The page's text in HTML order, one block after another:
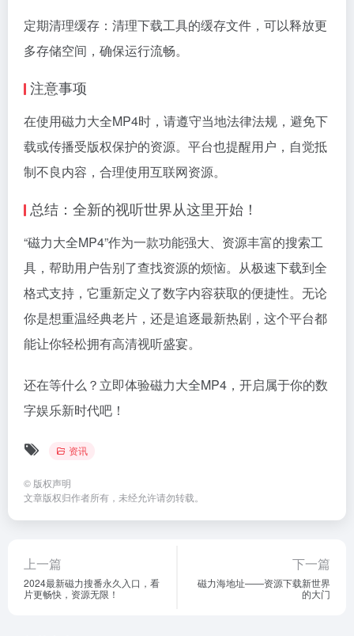
定期清理缓存：清理下载工具的缓存文件，可以释放更
多存储空间，确保运行流畅。
注意事项
在使用磁力大全MP4时，请遵守当地法律法规，避免下
载或传播受版权保护的资源。平台也提醒用户，自觉抵
制不良内容，合理使用互联网资源。
总结：全新的视听世界从这里开始！
“磁力大全MP4”作为一款功能强大、资源丰富的搜索工
具，帮助用户告别了查找资源的烦恼。从极速下载到全
格式支持，它重新定义了数字内容获取的便捷性。无论
你是想重温经典老片，还是追逐最新热剧，这个平台都
能让你轻松拥有高清视听盛宴。
还在等什么？立即体验磁力大全MP4，开启属于你的数
字娱乐新时代吧！
资讯
© 版权声明
文章版权归作者所有，未经允许请勿转载。
上一篇
2024最新磁力搜番永久入口，看
片更畅快，资源无限！
下一篇
磁力海地址——资源下载新世界
的大门